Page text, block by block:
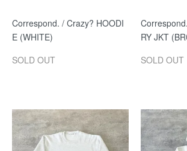
Correspond. / Crazy? HOODI
E (WHITE)
SOLD OUT
RY JKT
SOLD OUT